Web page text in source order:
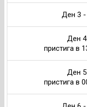
Ден 3 -
Ден
пристига в
Ден
пристига в